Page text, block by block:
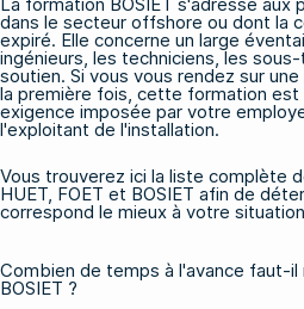
dans le secteur offshore ou dont la
expiré. Elle concerne un large
ingénieurs, les techniciens, les
soutien. Si vous vous rendez sur
la première fois, cette formation
exigence imposée par votre
l'exploitant de l'installation.
Vous trouverez ici la liste complète
HUET, FOET et BOSIET afin de
correspond le mieux à votre
Combien de temps à l'avance faut-
BOSIET ?